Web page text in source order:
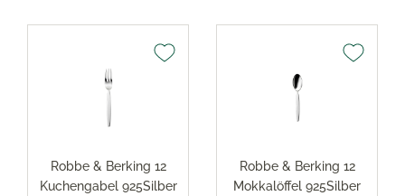
Robbe & Berking 12
Kuchengabel 925Silber
Robbe & Berking 12
Mokkalöffel 925Silber